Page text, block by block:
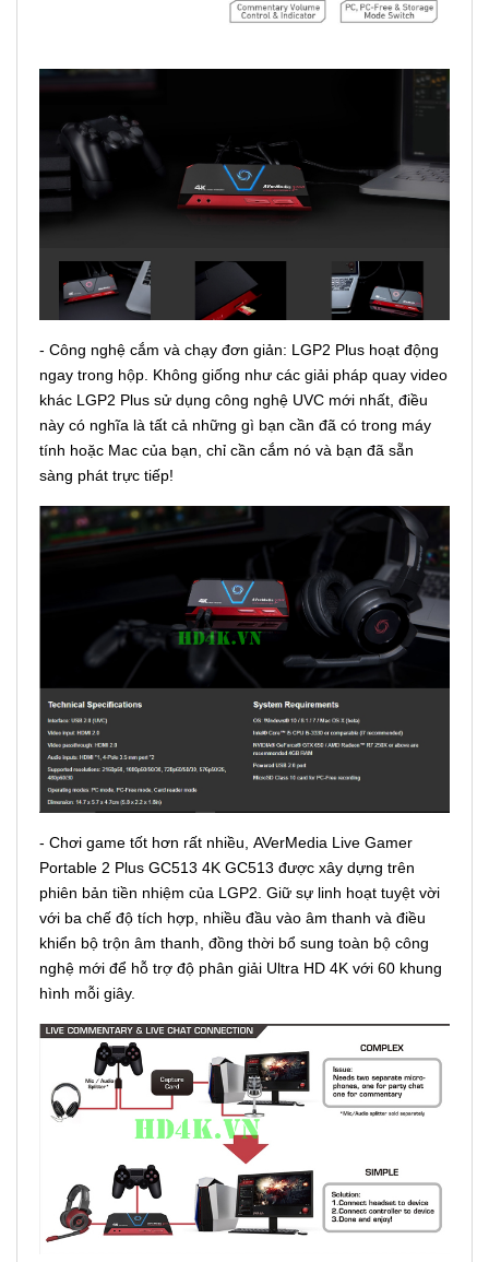
- Công nghệ cắm và chạy đơn giản: LGP2 Plus hoạt động
ngay trong hộp. Không giống như các giải pháp quay video
khác LGP2 Plus sử dụng công nghệ UVC mới nhất, điều
này có nghĩa là tất cả những gì bạn cần đã có trong máy
tính hoặc Mac của bạn, chỉ cần cắm nó và bạn đã sẵn
sàng phát trực tiếp!
- Chơi game tốt hơn rất nhiều, AVerMedia Live Gamer
Portable 2 Plus GC513 4K GC513 được xây dựng trên
phiên bản tiền nhiệm của LGP2. Giữ sự linh hoạt tuyệt vời
với ba chế độ tích hợp, nhiều đầu vào âm thanh và điều
khiển bộ trộn âm thanh, đồng thời bổ sung toàn bộ công
nghệ mới để hỗ trợ độ phân giải Ultra HD 4K với 60 khung
hình mỗi giây.